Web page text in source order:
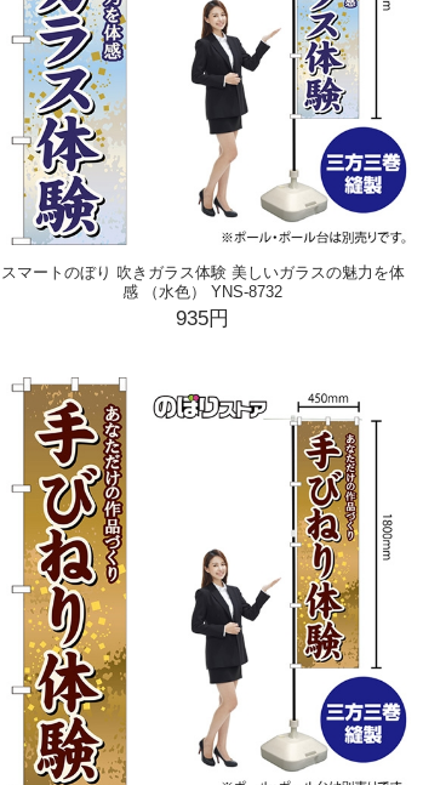
スマートのぼり 吹きガラス体験 美しいガラスの魅力を体
感 （水色） YNS-8732
935円